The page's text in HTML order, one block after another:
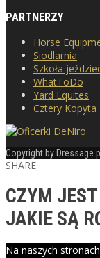
PARTNERZY
Horse
Siodlarnia
Szkoła
WhatToDo
Yard Equites
Cztery Kopyta
Copyright by
SHARE
CZYM
JAKIE SĄ
Na naszych